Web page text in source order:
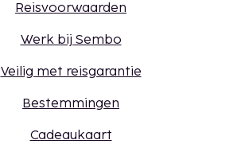
Reisvoorwaarden
Werk bij Sembo
Veilig met reisgarantie
Bestemmingen
Cadeaukaart